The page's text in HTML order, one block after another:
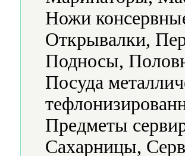
Ножи
Открывалки,
Подносы,
Посуда
Предметы
Сахарницы,